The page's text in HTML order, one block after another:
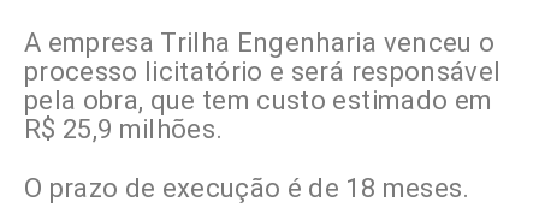
A empresa Trilha Engenharia venceu o
processo licitatório e será responsável
pela obra, que tem custo estimado em
R$ 25,9 milhões.
O prazo de execução é de 18 meses.